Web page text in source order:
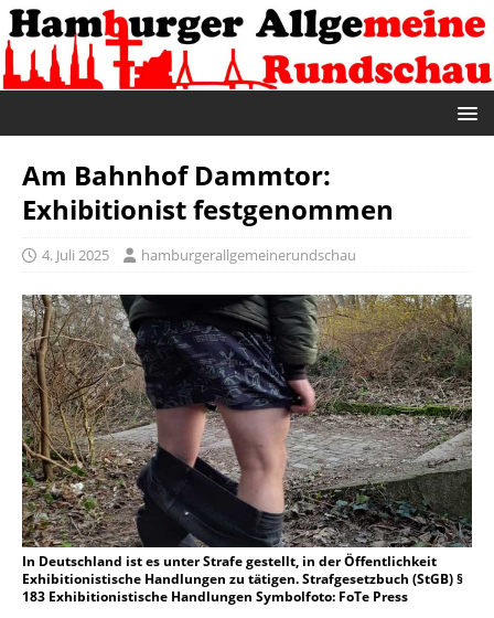
Am Bahnhof Dammtor:
Exhibitionist festgenommen
4. Juli 2025 hamburgerallgemeinerundschau
In Deutschland ist es unter Strafe gestellt, in der Öffentlichkeit
Exhibitionistische Handlungen zu tätigen. Strafgesetzbuch (StGB) §
183 Exhibitionistische Handlungen Symbolfoto: FoTe Press